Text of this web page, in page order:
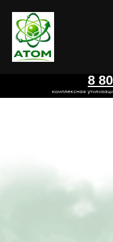
8
комплексная